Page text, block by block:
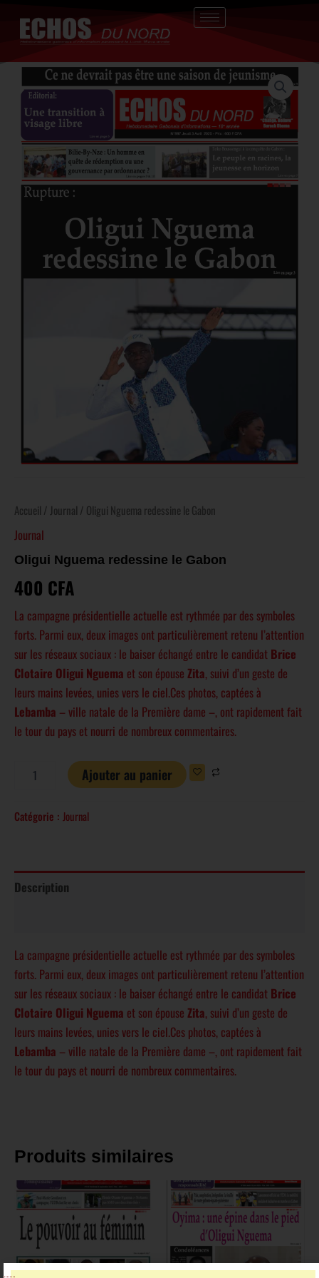
contenu
Accueil / Journal / Oligui Nguema redessine le Gabon
Journal
Oligui Nguema redessine le Gabon
400 CFA
La campagne présidentielle actuelle est rythmée par des symboles
forts. Parmi eux, deux images ont particulièrement retenu l’attention
sur les réseaux sociaux : le baiser échangé entre le candidat Brice
Clotaire Oligui Nguema et son épouse Zita, suivi d’un geste de
leurs mains levées, unies vers le ciel.Ces photos, captées à
Lebamba – ville natale de la Première dame –, ont rapidement fait
le tour du pays et nourri de nombreux commentaires.
quantité
Oligui
Nguema
redessine
Gabon
Ajouter au panier
Catégorie : Journal
Description
La campagne présidentielle actuelle est rythmée par des symboles
forts. Parmi eux, deux images ont particulièrement retenu l’attention
sur les réseaux sociaux : le baiser échangé entre le candidat Brice
Clotaire Oligui Nguema et son épouse Zita, suivi d’un geste de
leurs mains levées, unies vers le ciel.Ces photos, captées à
Lebamba – ville natale de la Première dame –, ont rapidement fait
le tour du pays et nourri de nombreux commentaires.
Produits similaires